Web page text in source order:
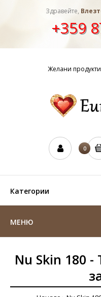
Здравейте,
+359
Желани
0
Категории
МЕНЮ
Nu Skin 180